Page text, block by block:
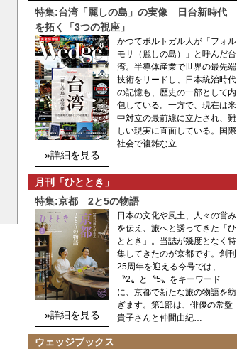
特集:台湾「麗しの島」の実像 日台新時代
を拓く「3つの視座」
»詳細を見る
かつてポルトガル人が「フォル
モサ（麗しの島）」と呼んだ台
湾。半導体産業で世界の最先端
技術をリードし、日本統治時代
の記憶も、歴史の一部として内
包している。一方で、現在は米
中対立の最前線に立たされ、難
しい現実に直面している。国際
社会で複雑な立…
月刊「ひととき」
特集:京都 2と5の物語
»詳細を見る
日本の文化や風土、人々の営み
を伝え、旅へと誘ってきた「ひ
ととき」。当誌が幾度となく特
集してきたのが京都です。創刊
25周年を迎える今号では、
〝2〟と〝5〟をキーワード
に、京都で新たな旅の物語を紡
ぎます。第1部は、俳優の常盤
貴子さんと仲間由紀…
ウェッジブックス